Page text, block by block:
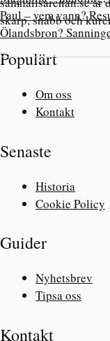
Paul – vem vann?
Ölandsbron?
skarp, snabb och
Populärt
Om oss
Kontakt
Senaste
Historia
Cookie Policy
Guider
Nyhetsbrev
Tipsa oss
Kontakt